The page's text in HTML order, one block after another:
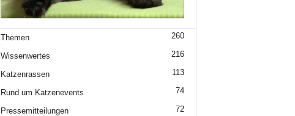
Themen 260
Wissenwertes 216
Katzenrassen 113
Rund um Katzenevents 74
Pressemitteilungen 72